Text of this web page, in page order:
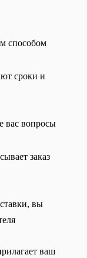
способом
сроки и
вас вопросы
заказ
вы
ваш